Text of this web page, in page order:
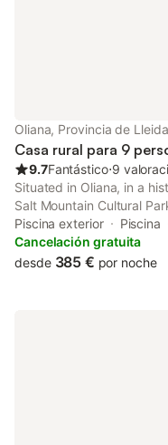
Oliana, Provincia de Lleida
Casa rural para 9
9.7Fantástico⋅9
Situated in Oliana, in a
Salt Mountain Cultural
chalet with pool with a
Piscina exterior Piscina
Cancelación gratuita
desde 385 € por noche